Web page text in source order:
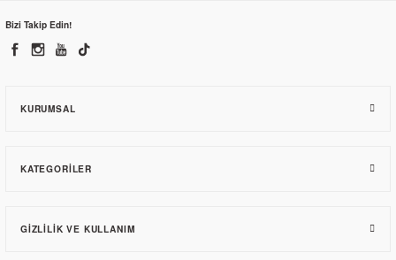
2.220,30 TL
Bizi Takip Edin!
KURUMSAL
KATEGORILER
GIZLILIK VE KULLANIM